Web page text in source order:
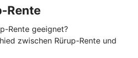
Rente
Rente geeignet?
zwischen Rürup-Rente und